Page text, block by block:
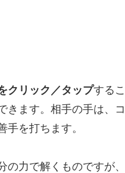
クリック／タップする
きます。相手の手は、
手を打ちます。
の力で解くものですが